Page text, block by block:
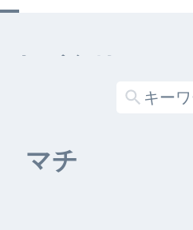
キガタリ
マチ